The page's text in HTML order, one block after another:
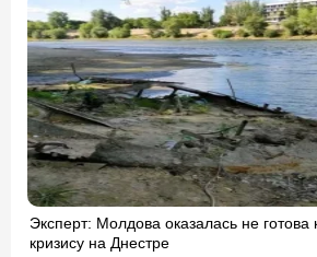
Эксперт: Молдова оказалась не
кризису на Днестре